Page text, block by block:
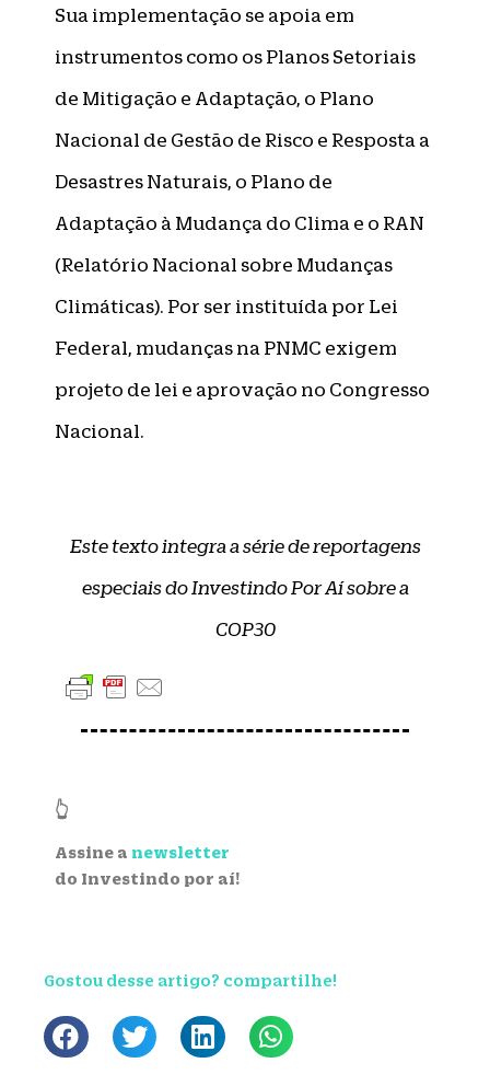
Sua implementação se apoia em
instrumentos como os Planos Setoriais
de Mitigação e Adaptação, o Plano
Nacional de Gestão de Risco e Resposta a
Desastres Naturais, o Plano de
Adaptação à Mudança do Clima e o RAN
(Relatório Nacional sobre Mudanças
Climáticas). Por ser instituída por Lei
Federal, mudanças na PNMC exigem
projeto de lei e aprovação no Congresso
Nacional.
Este texto integra a série de reportagens
especiais do Investindo Por Aí sobre a
COP30
👆
Assine a newsletter
do Investindo por aí!
Gostou desse artigo? compartilhe!